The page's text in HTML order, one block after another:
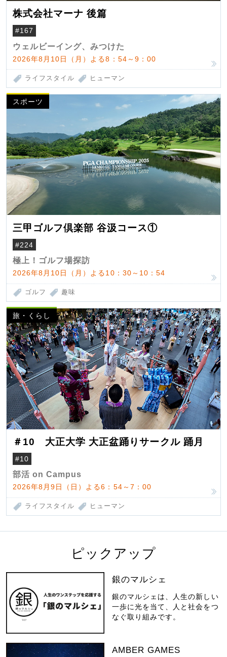
株式会社マーナ 後篇
#167
ウェルビーイング、みつけた
2026年8月10日（月）よる8：54～9：00
ライフスタイル ヒューマン
スポーツ
三甲ゴルフ倶楽部 谷汲コース①
#224
極上！ゴルフ場探訪
2026年8月10日（月）よる10：30～10：54
ゴルフ 趣味
旅・くらし
＃10 大正大学 大正盆踊りサークル 踊月
#10
部活 on Campus
2026年8月9日（日）よる6：54～7：00
ライフスタイル ヒューマン
ピックアップ
銀のマルシェ
銀のマルシェは、人生の新しい
一歩に光を当て、人と社会をつ
なぐ取り組みです。
AMBER GAMES